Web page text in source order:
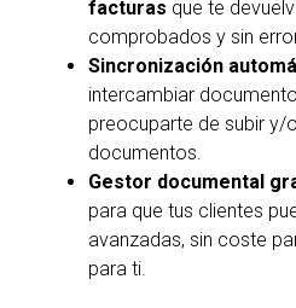
facturas que te
comprobados y sin
Sincronización
intercambiar
preocuparte de subir y/
documentos.
Gestor documental
para que tus clientes
avanzadas, sin coste
para ti.